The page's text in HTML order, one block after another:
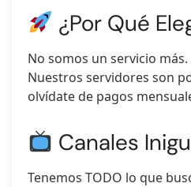
¿Por Qué
No somos un servicio
Nuestros servidores son
olvídate de pagos
Canales
Tenemos TODO lo que